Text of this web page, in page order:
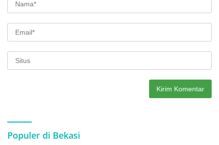
Populer di Bekasi